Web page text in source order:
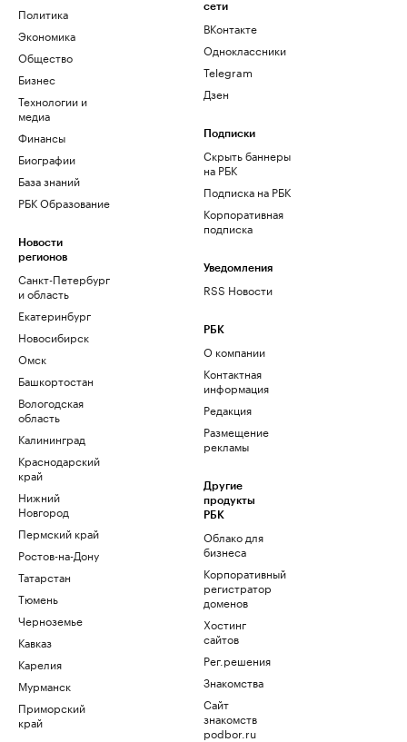
Политика
Экономика
Общество
Бизнес
Технологии и
медиа
Финансы
Биографии
База знаний
РБК Образование
Новости
регионов
Санкт-Петербург
и область
Екатеринбург
Новосибирск
Омск
Башкортостан
Вологодская
область
Калининград
Краснодарский
край
Нижний
Новгород
Пермский край
Ростов-на-Дону
Татарстан
Тюмень
Черноземье
Кавказ
Карелия
Мурманск
Приморский
край
сети
ВКонтакте
Одноклассники
Telegram
Дзен
Подписки
Скрыть баннеры
на РБК
Подписка на РБК
Корпоративная
подписка
Уведомления
RSS Новости
РБК
О компании
Контактная
информация
Редакция
Размещение
рекламы
Другие
продукты
РБК
Облако для
бизнеса
Корпоративный
регистратор
доменов
Хостинг
сайтов
Рег.решения
Знакомства
Сайт
знакомств
podbor.ru